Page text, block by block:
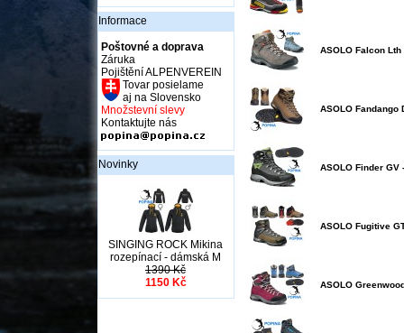
Informace
Poštovné a doprava
Záruka
Pojištění ALPENVEREIN
Tovar posielame
aj na Slovensko
Množstevní slevy
Kontaktujte nás
Novinky
SINGING ROCK Mikina
rozepínací - dámská M
1390 Kč
1150 Kč
ASOLO Falcon Lth
ASOLO Fandango
ASOLO Finder GV
ASOLO Fugitive
ASOLO